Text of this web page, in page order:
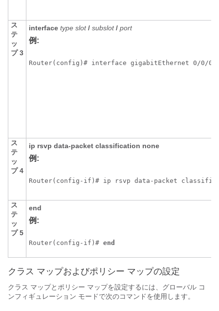
ス
テ
ッ
プ 3
interface type slot / subslot/ port
例:
Router(config)# interface gigabitEthernet 0/0/0
ス
テ
ッ
プ 4
ip rsvp data-packet classification none
例:
Router(config-if)# ip rsvp data-packet
ス
テ
ッ
プ 5
end
例:
Router(config-if)# end
クラス マップおよびポリシー マップの設定
クラス マップとポリシー マップを設定するには、グローバル コ
ンフィギュレーション モードで次のコマンドを使用します。